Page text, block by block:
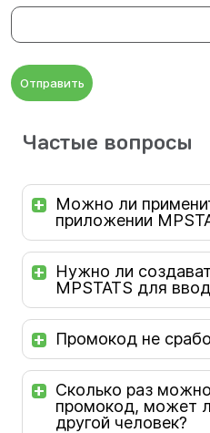
Отправить
Частые вопросы
Можно ли
приложении
Нужно ли
MPSTATS для
Промокод не
Сколько раз
промокод, может
другой человек?